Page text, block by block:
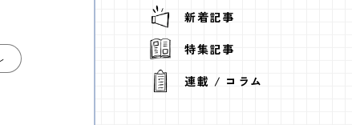
新着記事
特集記事
連載 / コラム